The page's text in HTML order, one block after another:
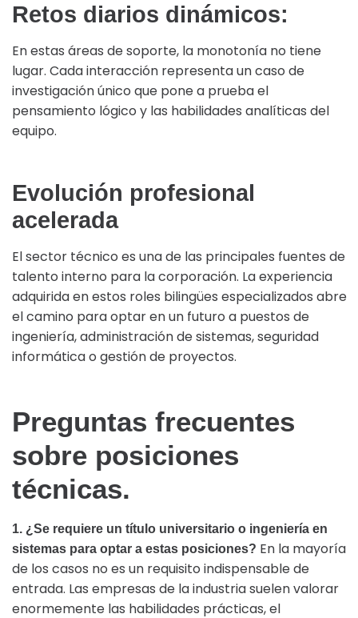
Retos diarios dinámicos:
En estas áreas de soporte, la monotonía no tiene
lugar. Cada interacción representa un caso de
investigación único que pone a prueba el
pensamiento lógico y las habilidades analíticas del
equipo.
Evolución profesional
acelerada
El sector técnico es una de las principales fuentes de
talento interno para la corporación. La experiencia
adquirida en estos roles bilingües especializados abre
el camino para optar en un futuro a puestos de
ingeniería, administración de sistemas, seguridad
informática o gestión de proyectos.
Preguntas frecuentes
sobre posiciones
técnicas.
1. ¿Se requiere un título universitario o ingeniería en
sistemas para optar a estas posiciones? En la mayoría
de los casos no es un requisito indispensable de
entrada. Las empresas de la industria suelen valorar
enormemente las habilidades prácticas, el